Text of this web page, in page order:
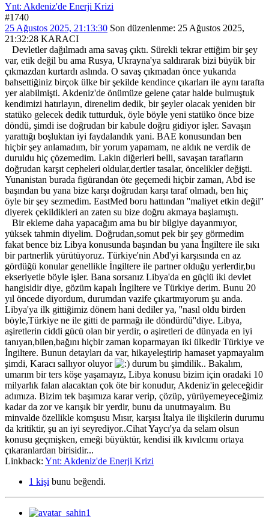
Ynt: Akdeniz'de Enerji Krizi
#1740
25 Ağustos 2025, 21:13:30 Son düzenlenme: 25 Ağustos 2025,
21:32:28 KARACI
Devletler dağılmadı ama savaş çıktı. Sürekli tekrar ettiğim bir şey
var, etik değil bu ama Rusya, Ukrayna'ya saldırarak bizi büyük bir
çıkmazdan kurtardı aslında. O savaş çıkmadan önce yukarıda
bahsettiğiniz birçok ülke bir şekilde kendince çıkarları ile aynı tarafta
yer alabilmişti. Akdeniz'de önümüze gelene çatar halde bulmuştuk
kendimizi hatırlayın, direnelim dedik, bir şeyler olacak yeniden bir
statüko gelecek dedik tutturduk, öyle böyle yeni statüko önce bize
döndü, şimdi ise doğrudan bir kabule doğru gidiyor işler. Savaşın
yarattığı boşluktan iyi faydalandık yani. BAE konusundan ben
hiçbir şey anlamadım, bir yorum yapamam, ne aldık ne verdik de
duruldu hiç çözemedim. Lakin diğerleri belli, savaşan tarafların
doğrudan karşıt cepheleri oldular,dertler tasalar, öncelikler değişti.
Yunanistan burada figürandan öte geçemedi hiçbir zaman, Abd ise
başından bu yana bize karşı doğrudan karşı taraf olmadı, ben hiç
öyle bir şey sezmedim. EastMed boru hattından ''maliyet etkin değil''
diyerek çekildikleri an zaten su bize doğru akmaya başlamıştı.
Bir ekleme daha yapacağım ama bu bir bilgiye dayanmıyor,
yüksek tahmin diyelim. Doğrudan,somut pek bir şey görmedim
fakat bence biz Libya konusunda başından bu yana İngiltere ile sıkı
bir partnerlik yürütüyoruz. Türkiye'nin Abd'yi karşısında en az
gördüğü konular genellikle İngiltere ile partner olduğu yerlerdir,bu
ekseriyetle böyle işler. Bana sorsanız Libya'da en güçlü iki devlet
hangisidir diye, gözüm kapalı İngiltere ve Türkiye derim. Bunu 20
yıl öncede diyordum, durumdan vazife çıkartmıyorum şu anda.
Libya'ya ilk gittiğimiz dönem hani dediler ya, ''nasıl oldu birden
böyle,Türkiye ne ile gitti de parmağı ile döndürdü''diye. Libya,
aşiretlerin ciddi gücü olan bir yerdir, o aşiretleri de dünyada en iyi
tanıyan,bilen,bağını hiçbir zaman koparmayan iki ülkedir Türkiye ve
İngiltere. Bunun detayları da var, hikayeleştirip hamaset yapmayalım
şimdi, Karacı sallıyor oluyor
durum bu şimdilik.. Bakalım,
umarım bir ters köşe yaşamayız, Libya konusu bizim için oradaki 10
milyarlık falan alacaktan çok öte bir konudur, Akdeniz'in geleceğidir
adımıza. Bizim tek başımıza karar verip, çözüp, yürüyemeyeceğimiz
kadar da zor ve karışık bir yerdir, bunu da unutmayalım. Bu
minvalde özellikle komşusu Mısır, karşısı İtalya ile ilişkilerin durumu
da kritiktir, şu an iyi seyrediyor..Cihat Yaycı'ya da selam olsun
konusu geçmişken, emeği büyüktür, kendisi ilk kıvılcımı ortaya
çıkaranlardan birisidir...
Linkback: Ynt: Akdeniz'de Enerji Krizi
1 kişi bunu beğendi.